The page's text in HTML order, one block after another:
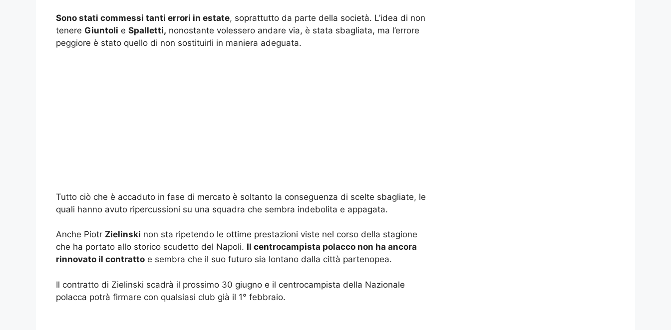
Sono stati commessi tanti errori in estate, soprattutto da parte della società. L’idea di non
tenere Giuntoli e Spalletti, nonostante volessero andare via, è stata sbagliata, ma l’errore
peggiore è stato quello di non sostituirli in maniera adeguata.
Tutto ciò che è accaduto in fase di mercato è soltanto la conseguenza di scelte sbagliate, le
quali hanno avuto ripercussioni su una squadra che sembra indebolita e appagata.
Anche Piotr Zielinski non sta ripetendo le ottime prestazioni viste nel corso della stagione
che ha portato allo storico scudetto del Napoli. Il centrocampista polacco non ha ancora
rinnovato il contratto e sembra che il suo futuro sia lontano dalla città partenopea.
Il contratto di Zielinski scadrà il prossimo 30 giugno e il centrocampista della Nazionale
polacca potrà firmare con qualsiasi club già il 1° febbraio.